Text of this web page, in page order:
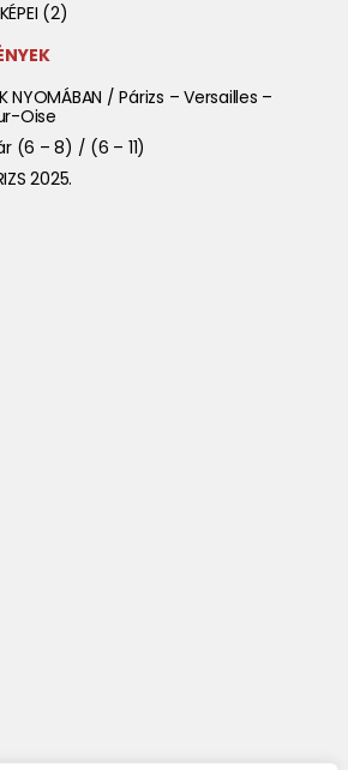
(2)
NYOMÁBAN / Párizs – Versailles –
Oise
(6 – 8) / (6 – 11)
2025.